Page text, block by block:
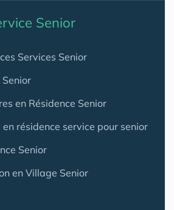
Senior
Services Senior
en Résidence Senior
résidence service pour senior
Senior
en Village Senior